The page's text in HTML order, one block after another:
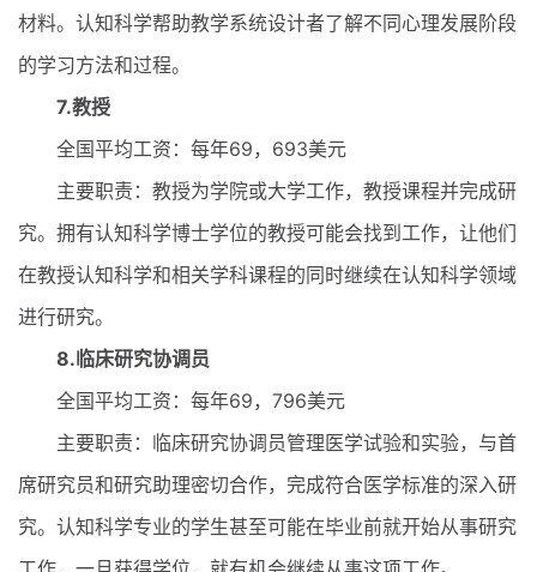
材料。认知科学帮助教学系统设计者了解不同心理发展阶段
的学习方法和过程。
7.教授
全国平均工资：每年69，693美元
主要职责：教授为学院或大学工作，教授课程并完成研
究。拥有认知科学博士学位的教授可能会找到工作，让他们
在教授认知科学和相关学科课程的同时继续在认知科学领域
进行研究。
8.临床研究协调员
全国平均工资：每年69，796美元
主要职责：临床研究协调员管理医学试验和实验，与首
席研究员和研究助理密切合作，完成符合医学标准的深入研
究。认知科学专业的学生甚至可能在毕业前就开始从事研究